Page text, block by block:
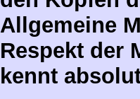
Allgemeine
Respekt der
kennt